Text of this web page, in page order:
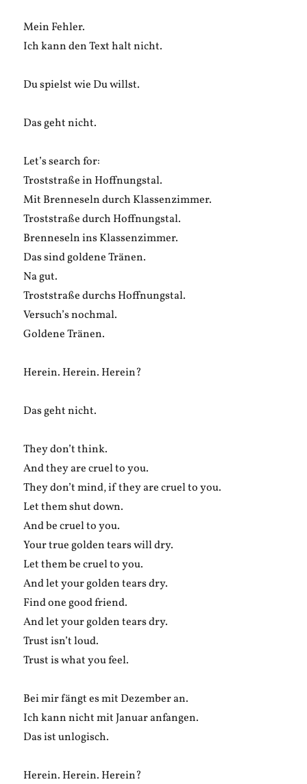
Mein Fehler.
Ich kann den Text halt nicht.
Du spielst wie Du willst.
Das geht nicht.
Let’s search for:
Troststraße in Hoffnungstal.
Mit Brenneseln durch Klassenzimmer.
Troststraße durch Hoffnungstal.
Brenneseln ins Klassenzimmer.
Das sind goldene Tränen.
Na gut.
Troststraße durchs Hoffnungstal.
Versuch’s nochmal.
Goldene Tränen.
Herein. Herein. Herein?
Das geht nicht.
They don’t think.
And they are cruel to you.
They don’t mind, if they are cruel to you.
Let them shut down.
And be cruel to you.
Your true golden tears will dry.
Let them be cruel to you.
And let your golden tears dry.
Find one good friend.
And let your golden tears dry.
Trust isn’t loud.
Trust is what you feel.
Bei mir fängt es mit Dezember an.
Ich kann nicht mit Januar anfangen.
Das ist unlogisch.
Herein. Herein. Herein?